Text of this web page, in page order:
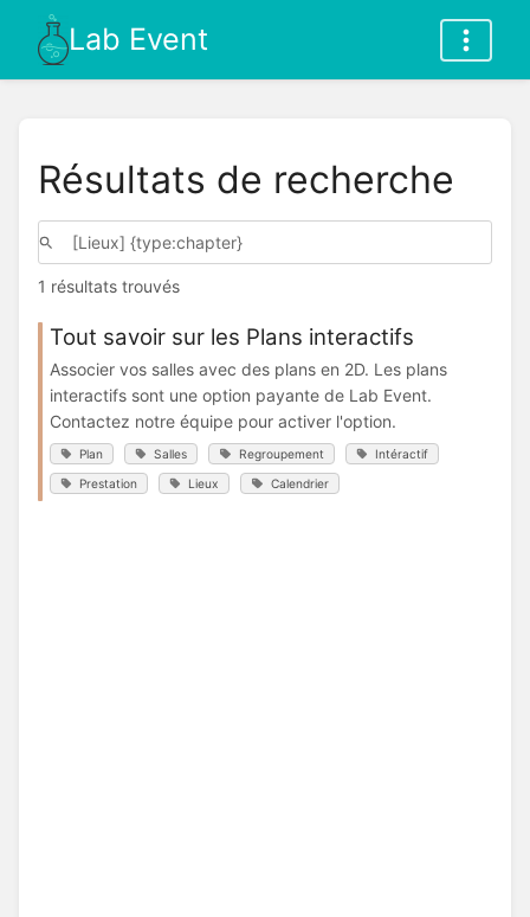
Lab Event
Résultats de recherche
1 résultats trouvés
Tout savoir sur les Plans interactifs
Associer vos salles avec des plans en 2D. Les plans
interactifs sont une option payante de Lab Event.
Contactez notre équipe pour activer l'option.
Plan Salles Regroupement Intéractif
Prestation Lieux Calendrier